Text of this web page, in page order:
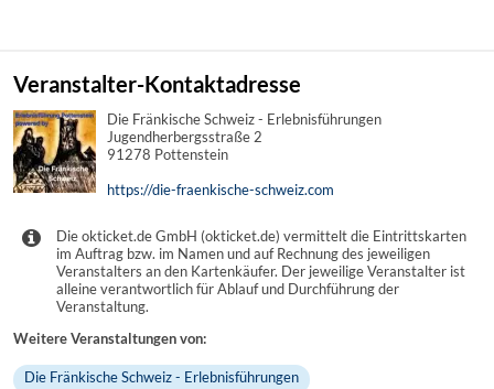
Veranstalter-Kontaktadresse
Die Fränkische Schweiz - Erlebnisführungen
Jugendherbergsstraße 2
91278 Pottenstein
https://die-fraenkische-schweiz.com
Die okticket.de GmbH (okticket.de) vermittelt die Eintrittskarten
im Auftrag bzw. im Namen und auf Rechnung des jeweiligen
Veranstalters an den Kartenkäufer. Der jeweilige Veranstalter ist
alleine verantwortlich für Ablauf und Durchführung der
Veranstaltung.
Weitere Veranstaltungen von:
Die Fränkische Schweiz - Erlebnisführungen